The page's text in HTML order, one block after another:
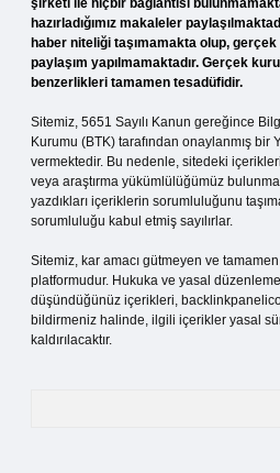
şirketi ile hiçbir bağlantısı
hazırladığımız makaleler
haber niteliği taşımamakta olup,
paylaşım yapılmamaktadır. Gerçek
benzerlikleri tamamen tesadüfidir.
Sitemiz, 5651 Sayılı Kanun gereğince
Kurumu (BTK) tarafından onaylanmış bir
vermektedir. Bu nedenle, sitedeki
veya araştırma yükümlülüğümüz
yazdıkları içeriklerin sorumluluğunu
sorumluluğu kabul etmiş sayılırlar.
Sitemiz, kar amacı gütmeyen ve
platformudur. Hukuka ve yasal
düşündüğünüz içerikleri,
bildirmeniz halinde, ilgili içerikler yasal
kaldırılacaktır.